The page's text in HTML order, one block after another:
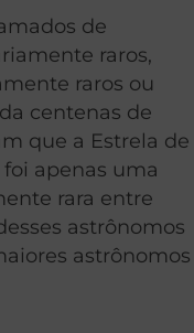
de
raros,
raros ou
centenas de
que a Estrela de
apenas uma
rara entre
astrônomos
astrônomos